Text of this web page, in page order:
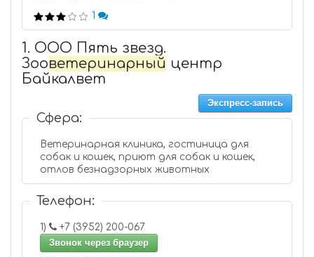
1
1. ООО Пять звезд.
Зооветеринарный центр
Байкалвет
Экспресс-запись
Сфера:
Ветеринарная клиника, гостиница для
собак и кошек, приют для собак и кошек,
отлов безнадзорных животных
Телефон:
1)
+7 (3952) 200-067
Звонок через браузер